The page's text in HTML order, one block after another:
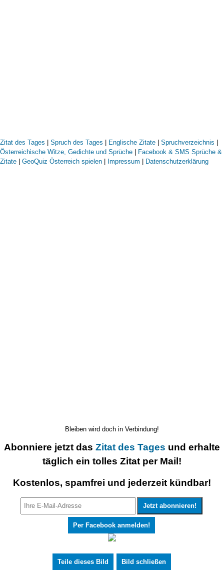
Zitat des Tages | Spruch des Tages | Englische Zitate | Spruchverzeichnis |
Österreichische Witze, Gedichte und Sprüche | Facebook & SMS Sprüche &
Zitate | GeoQuiz Österreich spielen | Impressum | Datenschutzerklärung
Bleiben wird doch in Verbindung!
Abonniere jetzt das Zitat des Tages und erhalte
täglich ein tolles Zitat per Mail!
Kostenlos, spamfrei und jederzeit kündbar!
Per Facebook anmelden!
Teile dieses Bild Bild schließen